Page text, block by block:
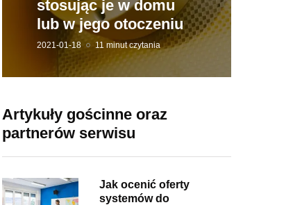
stosując je w domu
lub w jego otoczeniu
2021-01-18 11 minut czytania
Artykuły gościnne oraz
partnerów serwisu
Jak ocenić oferty
systemów do